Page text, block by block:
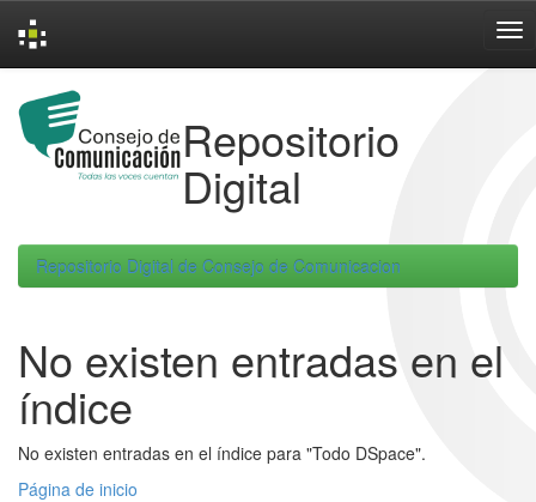
navigation
Repositorio
Digital
Repositorio Digital de Consejo de Comunicacion
No existen entradas en el
índice
No existen entradas en el índice para "Todo DSpace".
Página de inicio